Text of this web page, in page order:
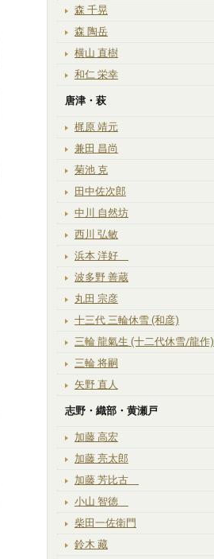
森 千晃
森 陶岳
横山 直樹
和仁 栄幸
唐津・萩
梶原 靖元
兼田 昌尚
菊池 克
田中佐次郎
中川 自然坊
西川 弘敏
浜本 洋好
波多野 善蔵
丸田 宗彦
十三代 三輪休雪 (和彦)
三輪 龍氣生 (十二代休雪/龍作)
三輪 将嗣
矢野 直人
志野・織部・黄瀬戸
加藤 高宏
加藤 亮太郎
加藤 芳比古
小山 智徳
柴田一佐衛門
鈴木 藏